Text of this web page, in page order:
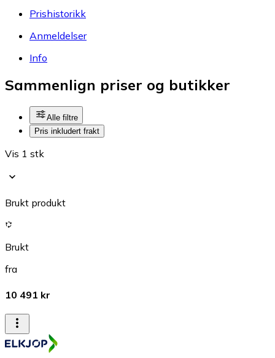
Prishistorikk
Anmeldelser
Info
Sammenlign priser og butikker
Alle filtre
Pris inkludert frakt
Vis 1 stk
Brukt produkt
Brukt
fra
10 491 kr